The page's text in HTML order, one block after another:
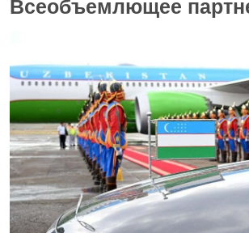
Всеобъемлющее